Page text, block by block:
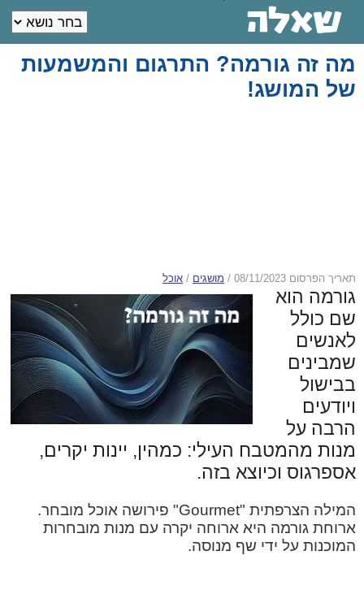
מה זה גורמה? התרגום והמשמעות
של המושג!
תאריך הפרסום 08/11/2023 / מושגים / אוכל
גורמה הוא
שם כולל
לאנשים
שמבינים
בבישול
ויודעים
הרבה על
מנות מהמטבח העילי: כמהין, יינות יקרים,
אספרגוס וכיוצא בזה.
המילה הצרפתית "Gourmet" פירושה אוכל מובחר.
ארוחת גורמה היא ארוחה יקרה עם מנות מובחרות
המוכנות על ידי שף מנוסה.